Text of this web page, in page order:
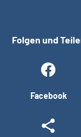
Folgen und
Facebook